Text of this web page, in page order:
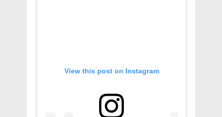
View this post on Instagram